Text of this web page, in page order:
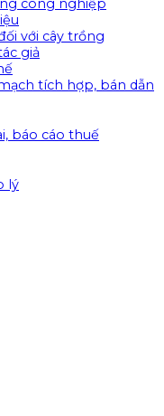
công nghiệp
với cây trồng
giả
tích hợp, bán dẫn
báo cáo thuế
lý